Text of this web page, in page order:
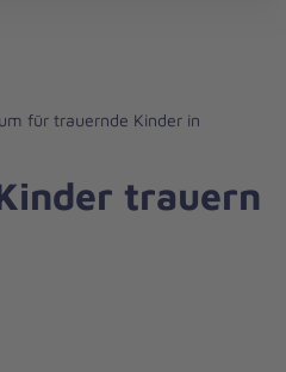
für trauernde Kinder in
trauern